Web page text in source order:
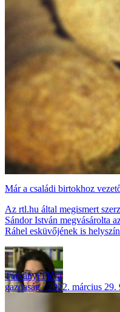
Már a családi birtokhoz
Az rtl.hu által megismert
Sándor István megvásárolta
Ráhel esküvőjének is
Tárkányi Flóra
gazdaság
2022. március 29.